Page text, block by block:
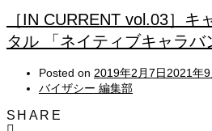
［IN CURRENT vol.03］キ
タル 「ネイティブキャラバ
Posted on 2019年2月7日2021年9
バイザシー 編集部
SHARE